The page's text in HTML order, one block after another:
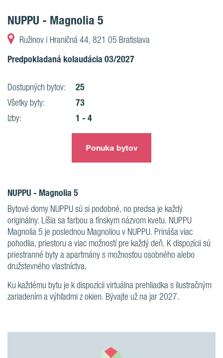
NUPPU - Magnolia 5
Ružinov | Hraničná 44, 821 05 Bratislava
Predpokladaná kolaudácia 03/2027
Dostupných bytov: 25
Všetky byty: 73
Izby: 1 - 4
Ponuka bytov
NUPPU - Magnolia 5
Bytové domy NUPPU sú si podobné, no predsa je každý
originálny. Líšia sa farbou a fínskym názvom kvetu. NUPPU
Magnolia 5 je poslednou Magnoliou v NUPPU. Prináša viac
pohodlia, priestoru a viac možností pre každý deň. K dispozícii sú
priestranné byty a apartmány s možnosťou osobného alebo
družstevného vlastníctva.
Ku každému bytu je k dispozícii virtuálna prehliadka s ilustračným
zariadením a výhľadmi z okien. Bývajte už na jar 2027.